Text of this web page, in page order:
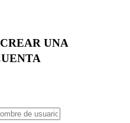
CREAR UNA